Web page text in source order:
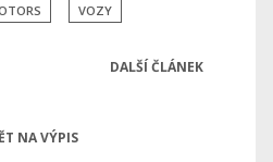
VOZY
DALŠÍ ČLÁNEK
NA VÝPIS